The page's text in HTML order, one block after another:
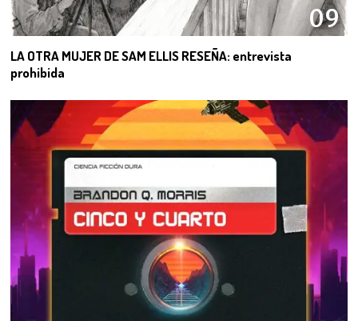
09
LA OTRA MUJER DE SAM ELLIS RESEÑA: entrevista
prohibida